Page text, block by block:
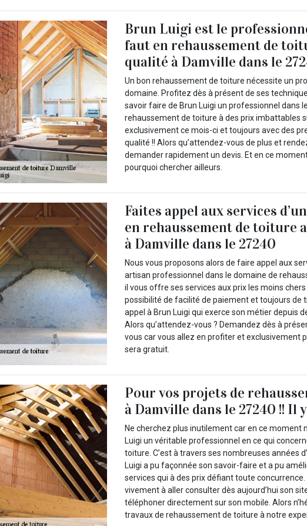
Brun Luigi est le
faut en rehaussement de
qualité à Damville dans le
Un bon rehaussement de toiture nécessite un
domaine. Profitez dès à présent de ses
savoir faire de Brun Luigi un professionnel dans
rehaussement de toiture à des prix imbattables
exclusivement ce mois-ci et toujours avec des
qualité !! Alors qu’attendez-vous de plus et
demander rapidement un devis. Et en ce
pourquoi chercher ailleurs.
Faites appel aux services
en rehaussement de toiture
à Damville dans le 27240
Nous vous proposons alors de faire appel aux
artisan professionnel dans le domaine de
il vous offre ses services aux prix les moins
possibilité de facilité de paiement et toujours de
appel à Brun Luigi qui exerce son métier depuis
Alors qu’attendez-vous ? Demandez dès à
vous car vous allez en profiter et exclusivement
sera gratuit.
Pour vos projets de
à Damville dans le 27240 !! Il
Ne cherchez plus inutilement car en ce moment
Luigi un véritable professionnel en ce qui
toiture. C’est à travers ses nombreuses années
Luigi a pu façonnée son savoir-faire et a pu
services qui à des prix défiant toute concurrence.
vivement à aller consulter dès aujourd’hui son
téléphoner directement sur son mobile. Alors
travaux de rehaussement de toiture à notre